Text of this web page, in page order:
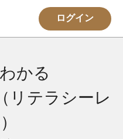
ログイン
かる
リテラシーレ